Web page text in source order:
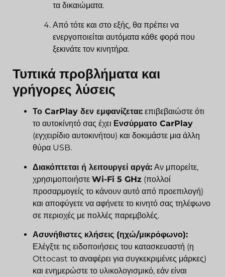
τα δικαιώματα.
Από τότε και στο εξής, θα πρέπει να
ενεργοποιείται αυτόματα κάθε φορά που
ξεκινάτε τον κινητήρα.
Τυπικά προβλήματα και
γρήγορες λύσεις
Το CarPlay δεν εμφανίζεται: επιβεβαιώστε ότι
το αυτοκίνητό σας έχει Ενσύρματο CarPlay
(εγχειρίδιο αυτοκινήτου) και δοκιμάστε μια άλλη
θύρα USB.
Διακόπτεται ή λειτουργεί αργά: Αν μπορείτε,
χρησιμοποιήστε Wi-Fi 5 GHz (πολλοί
προσαρμογείς το κάνουν αυτό από προεπιλογή)
και αποφύγετε να αφήνετε το κινητό σας τηλέφωνο
σε περιοχές με πολλές παρεμβολές.
Ασυνήθιστες κλήσεις (ηχώ/μικρόφωνο):
Ελέγξτε τις ειδοποιήσεις του κατασκευαστή (η
Ottocast το αναφέρει για συγκεκριμένες μάρκες)
και ενημερώστε το υλικολογισμικό, εάν είναι